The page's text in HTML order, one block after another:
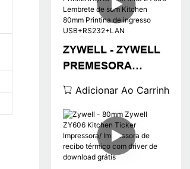
Ticket Printer para
ZYWELL - ZYWELL
PREMESORA
PRIMERAÇÃO sem
tinta ZY606
Lembrete de som
Kitchen 80mm
Printina de ingresso
Adicionar Ao Carrinho